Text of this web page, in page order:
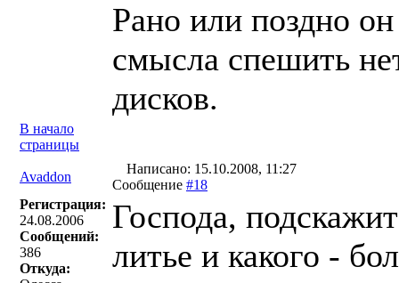
Рано или поздно
смысла спешить
дисков.
В начало
страницы
Avaddon
Написано: 15.10.2008, 11:27
Сообщение #18
Регистрация:
24.08.2006
Сообщений:
386
Откуда:
Господа,
литье и какого -